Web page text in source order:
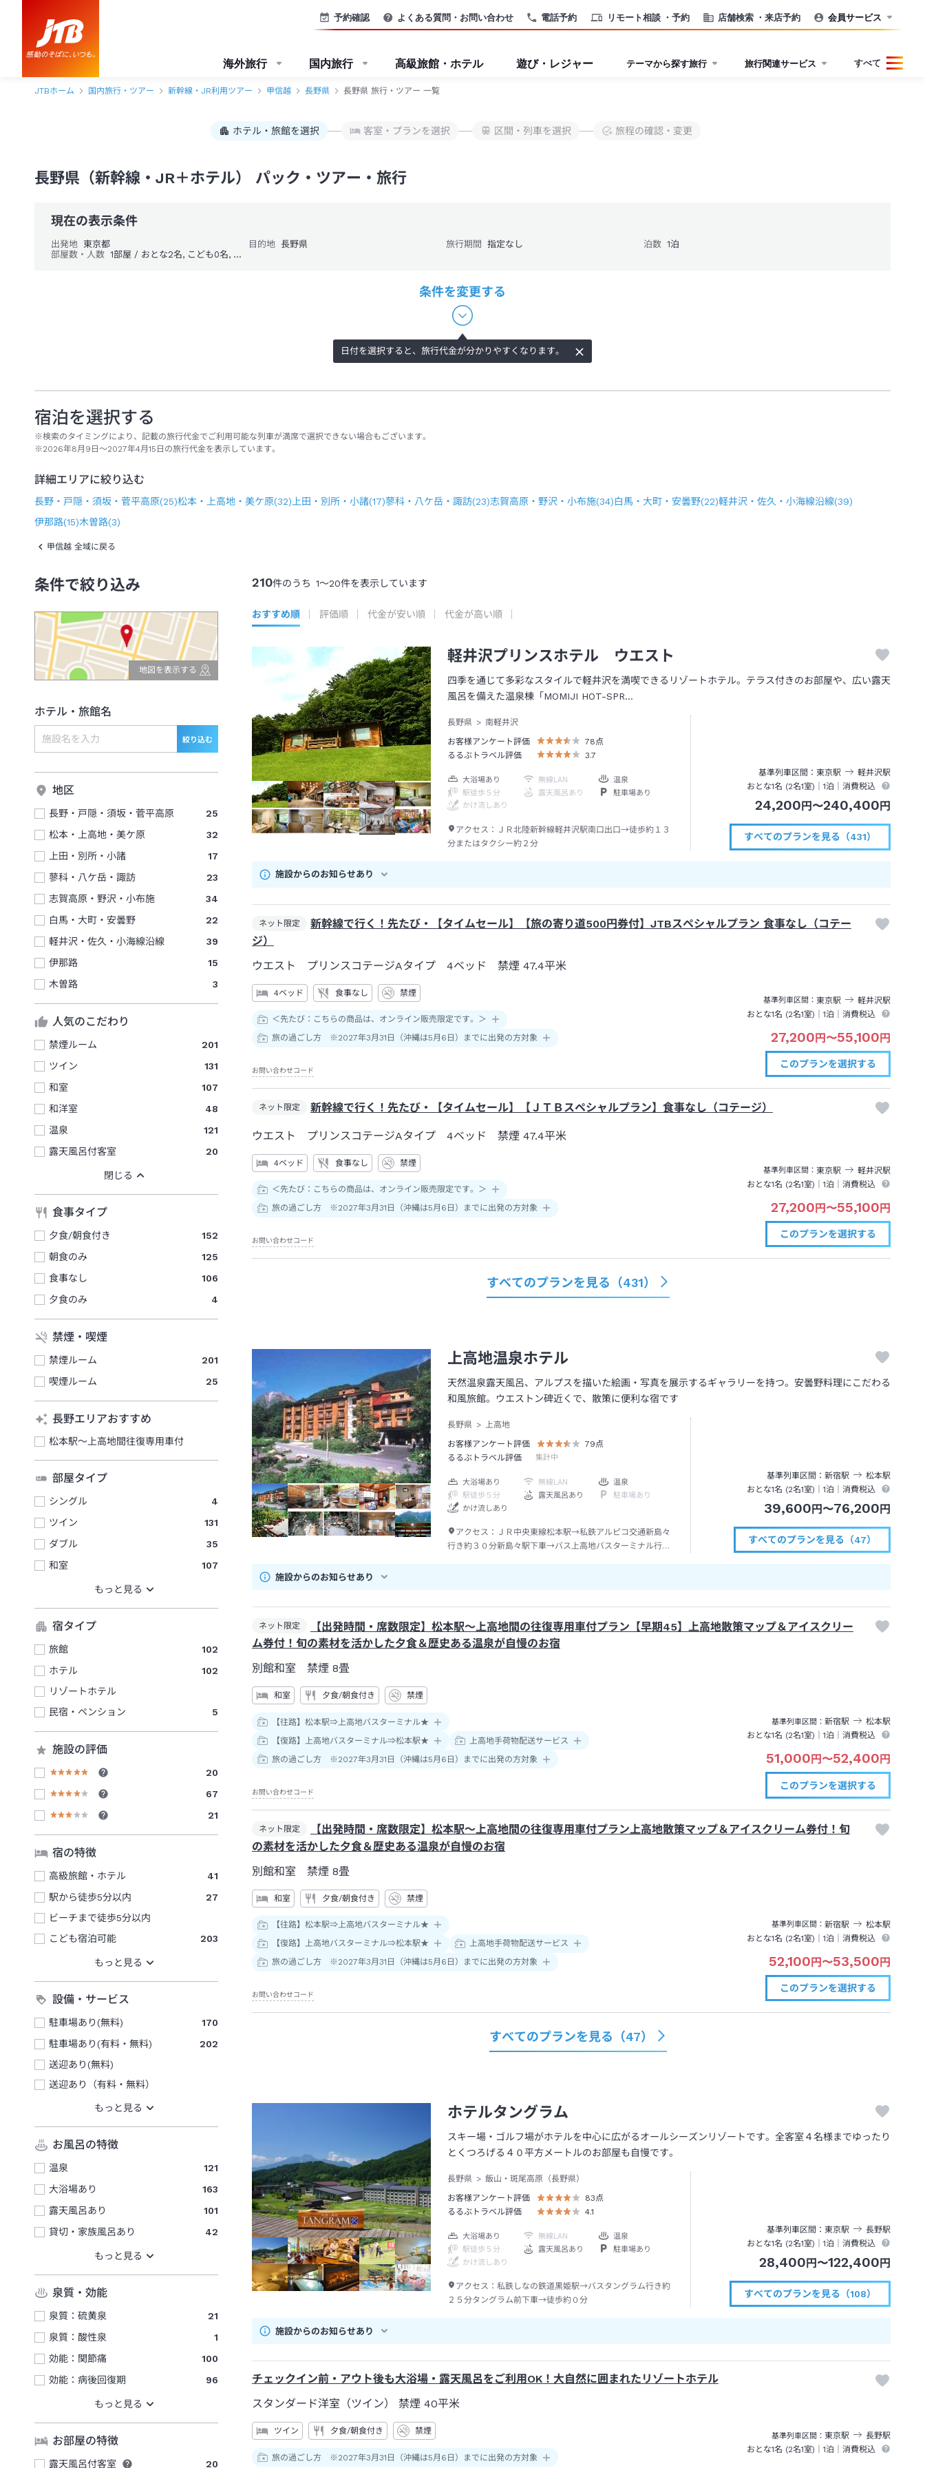
電話予約 リモート相談 ・予約 店舗検索 ・来店予約
予約確認 よくある質問・お問い合わせ 会員サービス
海外旅行 国内旅行 高級旅館・ホテル 遊び・レジャー テーマから探す旅行 旅行関連サービス すべて
JTBホーム 国内旅行・ツアー 新幹線・JR利用ツアー 甲信越 長野県 長野県 旅行・ツアー 一覧
ホテル・旅館を選択 客室・プランを選択 区間・列車を選択 旅程の確認・変更
長野県（新幹線・JR＋ホテル） パック・ツアー・旅行
現在の表示条件
出発地 東京都 目的地 長野県 旅行期間 指定なし 泊数 1泊
部屋数・人数
1部屋 / おとな2名, こども0名, 幼児0名
日付を選択すると、旅行代金が分かりやすくなります。
宿泊を選択する
※検索のタイミングにより、記載の旅行代金でご利用可能な列車が満席で選択できない場合もございます。
※2026年8月9日～2027年4月15日の旅行代金を表示しています。
詳細エリアに絞り込む
長野・戸隠・須坂・菅平高原(25)松本・上高地・美ケ原(32) 上田・別所・小諸(17)蓼科・八ケ岳・諏訪(23)志賀高原・野沢・小布施(34)白馬・大町・安曇野(22)軽井沢・佐久・小海線沿線(39)
伊那路(15)木曽路(3)
甲信越 全域に戻る
条件で絞り込み
地図を表示する
ホテル・旅館名
絞り込む
地区
長野・戸隠・須坂・菅平高原
25
松本・上高地・美ケ原
32
上田・別所・小諸
17
蓼科・八ケ岳・諏訪
23
志賀高原・野沢・小布施
34
白馬・大町・安曇野
22
軽井沢・佐久・小海線沿線
39
伊那路
15
木曽路
3
人気のこだわり
禁煙ルーム
201
ツイン
131
和室
107
和洋室
48
温泉
121
露天風呂付客室
20
食事タイプ
夕食/朝食付き
152
朝食のみ
125
食事なし
106
夕食のみ
4
禁煙・喫煙
禁煙ルーム
201
喫煙ルーム
25
長野エリアおすすめ
松本駅～上高地間往復専用車付
部屋タイプ
シングル
4
ツイン
131
ダブル
35
和室
107
宿タイプ
旅館
102
ホテル
102
リゾートホテル
民宿・ペンション
5
施設の評価
20
67
21
宿の特徴
高級旅館・ホテル
41
駅から徒歩5分以内
27
ビーチまで徒歩5分以内
こども宿泊可能
203
設備・サービス
駐車場あり(無料)
170
駐車場あり(有料・無料)
202
送迎あり(無料)
送迎あり（有料・無料）
お風呂の特徴
温泉
121
大浴場あり
163
露天風呂あり
101
貸切・家族風呂あり
42
泉質・効能
泉質：硫黄泉
21
泉質：酸性泉
1
効能：関節痛
100
効能：病後回復期
96
お部屋の特徴
露天風呂付客室 20
210件のうち 1～20件を表示しています
おすすめ順 評価順 代金が安い順 代金が高い順
軽井沢プリンスホテル ウエスト
四季を通じて多彩なスタイルで軽井沢を満喫できるリゾートホテル。テラス付きのお部屋や、広い露天
風呂を備えた温泉棟「MOMIJI HOT-SPR…
長野県
南軽井沢
お客様アンケート評価
78 点
るるぶトラベル評価
3.7
大浴場あり 無線LAN
温泉
駅徒歩５分
露天風呂あり
駐車場あり
かけ流しあり
アクセス： ＪＲ北陸新幹線軽井沢駅南口出口→徒歩約１３
分またはタクシー約２分
基準列車区間 東京駅 軽井沢駅
おとな1名 (2名1室)｜1泊 ｜消費税込
24,200 円 〜240,400 円
すべてのプランを見る（431）
施設からのお知らせあり
ネット限定
新幹線で行く！先たび・【タイムセール】【旅の寄り道500円券付】JTBスペシャルプラン 食事なし（コテー
ジ）
ウエスト プリンスコテージAタイプ 4ベッド 禁煙 47.4平米
4ベッド 食事なし 禁煙
＜先たび：こちらの商品は、オンライン販売限定です。＞
旅の過ごし方 ※2027年3月31日（沖縄は5月6日）までに出発の方対象
基準列車区間 東京駅 軽井沢駅
おとな1名 (2名1室)｜1泊 ｜消費税込
27,200円〜55,100円
お問い合わせコード
このプランを選択する
ネット限定 新幹線で行く！先たび・【タイムセール】【ＪＴＢスペシャルプラン】食事なし（コテージ）
ウエスト プリンスコテージAタイプ 4ベッド 禁煙 47.4平米
4ベッド 食事なし 禁煙
＜先たび：こちらの商品は、オンライン販売限定です。＞
旅の過ごし方 ※2027年3月31日（沖縄は5月6日）までに出発の方対象
基準列車区間 東京駅 軽井沢駅
おとな1名 (2名1室)｜1泊 ｜消費税込
27,200円〜55,100円
お問い合わせコード
このプランを選択する
すべてのプランを見る（431）
上高地温泉ホテル
天然温泉露天風呂、アルプスを描いた絵画・写真を展示するギャラリーを持つ。安曇野料理にこだわる
和風旅館。ウエストン碑近くで、散策に便利な宿です
長野県
上高地
お客様アンケート評価
79点
るるぶトラベル評価
集計中
大浴場あり 無線LAN
温泉
駅徒歩５分
露天風呂あり
駐車場あり
かけ流しあり
アクセス： ＪＲ中央東線松本駅→私鉄アルピコ交通新島々
行き約３０分新島々駅下車→バス上高地バスターミナル行き
基準列車区間 新宿駅 松本駅
おとな1名 (2名1室)｜1泊 ｜消費税込
39,600円〜76,200円
すべてのプランを見る（47）
施設からのお知らせあり
ネット限定
【出発時間・席数限定】松本駅～上高地間の往復専用車付プラン【早期45】上高地散策マップ＆アイスクリー
ム券付！旬の素材を活かした夕食＆歴史ある温泉が自慢のお宿
別館和室 禁煙 8畳
和室 夕食/朝食付き 禁煙
【往路】松本駅⇒上高地バスターミナル★
【復路】上高地バスターミナル⇒松本駅★
上高地手荷物配送サービス
旅の過ごし方 ※2027年3月31日（沖縄は5月6日）までに出発の方対象
基準列車区間 新宿駅 松本駅
おとな1名 (2名1室)｜1泊 ｜消費税込
51,000 円 〜52,400 円
お問い合わせコード
このプランを選択する
ネット限定
【出発時間・席数限定】松本駅～上高地間の往復専用車付プラン上高地散策マップ＆アイスクリーム券付！旬
の素材を活かした夕食＆歴史ある温泉が自慢のお宿
別館和室 禁煙 8畳
和室 夕食/朝食付き 禁煙
【往路】松本駅⇒上高地バスターミナル★
【復路】上高地バスターミナル⇒松本駅★
上高地手荷物配送サービス
旅の過ごし方 ※2027年3月31日（沖縄は5月6日）までに出発の方対象
基準列車区間 新宿駅 松本駅
おとな1名 (2名1室)｜1泊 ｜消費税込
52,100円〜53,500円
お問い合わせコード
このプランを選択する
すべてのプランを見る（47）
ホテルタングラム
スキー場・ゴルフ場がホテルを中心に広がるオールシーズンリゾートです。全客室４名様までゆったり
とくつろげる４０平方メートルのお部屋も自慢です。
長野県
飯山・斑尾高原（長野県）
お客様アンケート評価
83点
るるぶトラベル評価
4.1
大浴場あり 無線LAN
温泉
駅徒歩５分
露天風呂あり
駐車場あり
かけ流しあり
アクセス： 私鉄しなの鉄道黒姫駅→バスタングラム行き約
２５分タングラム前下車→徒歩約０分
基準列車区間 東京駅 長野駅
おとな1名 (2名1室)｜1泊 ｜消費税込
28,400円〜122,400円
すべてのプランを見る（108）
施設からのお知らせあり
チェックイン前・アウト後も大浴場・露天風呂をご利用OK！大自然に囲まれたリゾートホテル
スタンダード洋室（ツイン） 禁煙 40平米
ツイン 夕食/朝食付き 禁煙
旅の過ごし方 ※2027年3月31日（沖縄は5月6日）までに出発の方対象
基準列車区間 東京駅 長野駅
おとな1名 (2名1室)｜1泊 ｜消費税込